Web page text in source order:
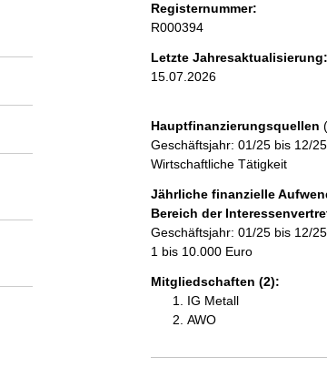
i
t
e
n
i
n
a
Registernummer:
R000394
Letzte Jahresaktualisierung:
15.07.2026
Hauptfinanzierungsquellen
Geschäftsjahr: 01/25 bis 12/25
Wirtschaftliche Tätigkeit
Jährliche finanzielle
Bereich der
Geschäftsjahr: 01/25 bis 12/25
1 bis 10.000 Euro
Mitgliedschaften (2):
IG Metall
AWO